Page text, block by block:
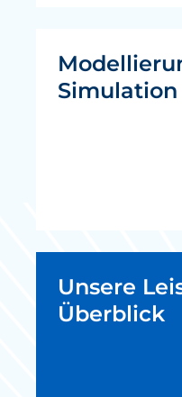
Simulation
Unsere
Überblick